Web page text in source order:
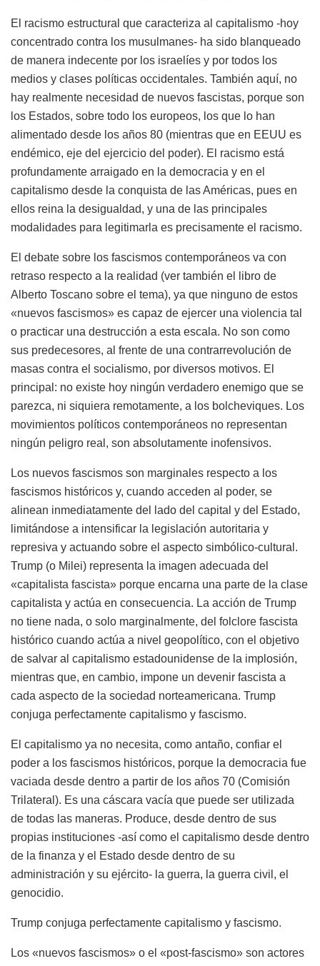
El racismo estructural que caracteriza al capitalismo -hoy
concentrado contra los musulmanes- ha sido blanqueado
de manera indecente por los israelíes y por todos los
medios y clases políticas occidentales. También aquí, no
hay realmente necesidad de nuevos fascistas, porque son
los Estados, sobre todo los europeos, los que lo han
alimentado desde los años 80 (mientras que en EEUU es
endémico, eje del ejercicio del poder). El racismo está
profundamente arraigado en la democracia y en el
capitalismo desde la conquista de las Américas, pues en
ellos reina la desigualdad, y una de las principales
modalidades para legitimarla es precisamente el racismo.
El debate sobre los fascismos contemporáneos va con
retraso respecto a la realidad (ver también el libro de
Alberto Toscano sobre el tema), ya que ninguno de estos
«nuevos fascismos» es capaz de ejercer una violencia tal
o practicar una destrucción a esta escala. No son como
sus predecesores, al frente de una contrarrevolución de
masas contra el socialismo, por diversos motivos. El
principal: no existe hoy ningún verdadero enemigo que se
parezca, ni siquiera remotamente, a los bolcheviques. Los
movimientos políticos contemporáneos no representan
ningún peligro real, son absolutamente inofensivos.
Los nuevos fascismos son marginales respecto a los
fascismos históricos y, cuando acceden al poder, se
alinean inmediatamente del lado del capital y del Estado,
limitándose a intensificar la legislación autoritaria y
represiva y actuando sobre el aspecto simbólico-cultural.
Trump (o Milei) representa la imagen adecuada del
«capitalista fascista» porque encarna una parte de la clase
capitalista y actúa en consecuencia. La acción de Trump
no tiene nada, o solo marginalmente, del folclore fascista
histórico cuando actúa a nivel geopolítico, con el objetivo
de salvar al capitalismo estadounidense de la implosión,
mientras que, en cambio, impone un devenir fascista a
cada aspecto de la sociedad norteamericana. Trump
conjuga perfectamente capitalismo y fascismo.
El capitalismo ya no necesita, como antaño, confiar el
poder a los fascismos históricos, porque la democracia fue
vaciada desde dentro a partir de los años 70 (Comisión
Trilateral). Es una cáscara vacía que puede ser utilizada
de todas las maneras. Produce, desde dentro de sus
propias instituciones -así como el capitalismo desde dentro
de la finanza y el Estado desde dentro de su
administración y su ejército- la guerra, la guerra civil, el
genocidio.
Trump conjuga perfectamente capitalismo y fascismo.
Los «nuevos fascismos» o el «post-fascismo» son actores